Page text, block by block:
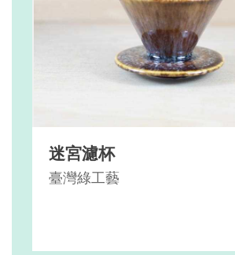
迷宮濾杯
臺灣綠工藝